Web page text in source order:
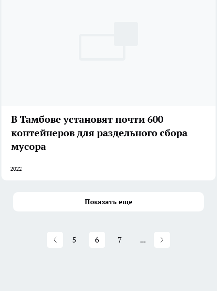
В Тамбове установят почти 600
контейнеров для раздельного сбора
мусора
2022
Показать еще
5 6 7 ...